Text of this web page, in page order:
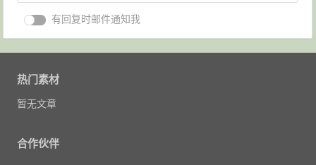
有回复时邮件通知我
热门素材
暂无文章
合作伙伴